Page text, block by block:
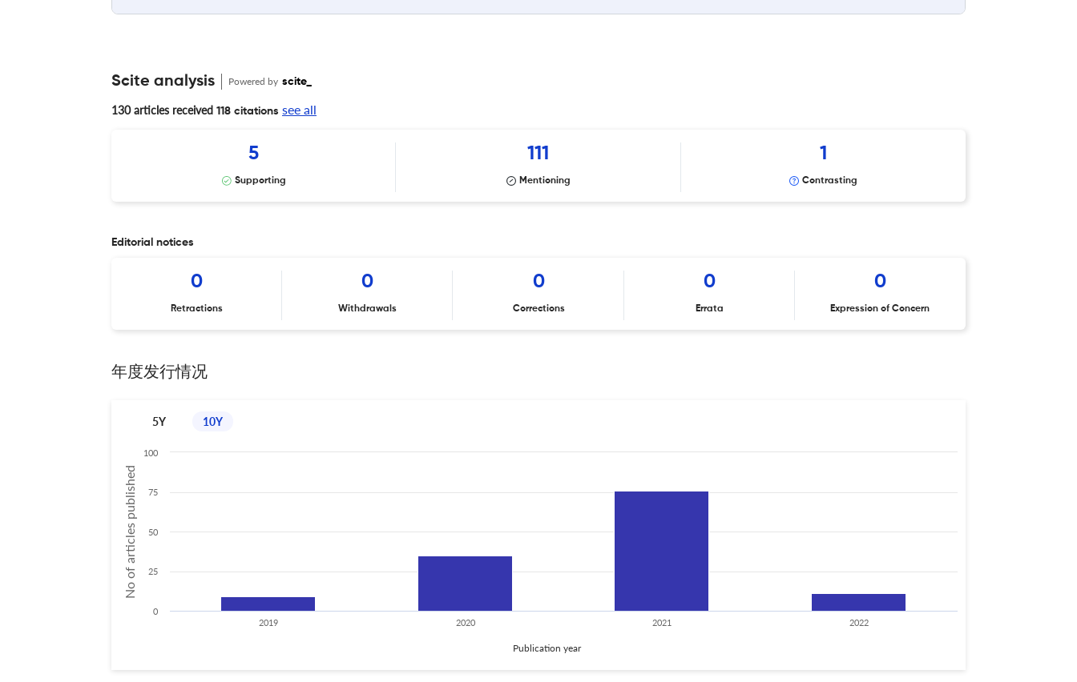
Scite analysis Powered by scite_
130 articles received 118 citations see all
5
Supporting
111
Mentioning
1
Contrasting
Editorial notices
0
Retractions
0
Withdrawals
0
Corrections
0
Errata
0
Expression of Concern
年度发行情况
5Y 10Y
No of articles published
Publication year
2019 2020 2021 2022
0
25
50
75
100